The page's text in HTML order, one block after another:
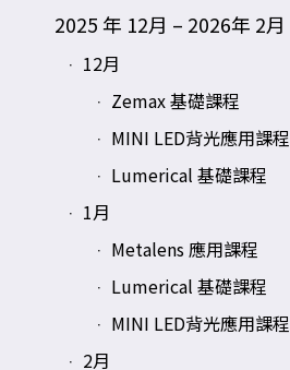
2025 年 12月 – 2026年 2月
12月
Zemax 基礎課程
MINI LED背光應用課程
Lumerical 基礎課程
1月
Metalens 應用課程
Lumerical 基礎課程
MINI LED背光應用課程
2月